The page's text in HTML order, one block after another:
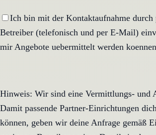
Ich bin mit der Kontaktaufnahme durch
Betreiber (telefonisch und per E-Mail)
mir Angebote uebermittelt werden
Hinweis: Wir sind eine Vermittlungs- und
Damit passende Partner-Einrichtungen
können, geben wir deine Anfrage gemäß